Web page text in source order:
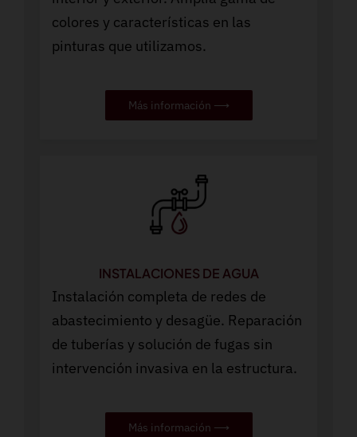
colores y características en las
pinturas que utilizamos.
Más información ⟶
INSTALACIONES DE AGUA
Instalación completa de redes de
abastecimiento y desagüe. Reparación
de tuberías y solución de fugas sin
intervención invasiva en la estructura.
Más información ⟶